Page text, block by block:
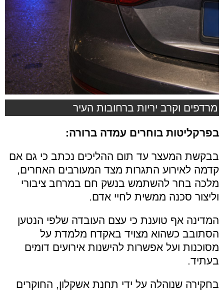
מרדפים וקרב יריות ברחובות העיר
בפרקליטות בוחרים עמדה ברורה:
בבקשת המעצר עד תום ההליכים נכתב כי גם אם
קדמה לאירוע התגרות מצד המעורבים האחרים,
מלכה בחר להשתמש בנשק חם במרחב ציבורי
וליצור סכנה ממשית לחיי אדם.
המדינה אף טוענת כי עצם העובדה שלפי הנטען
הסתובב כשהוא מצויד באקדח מלמדת על
מסוכנות ועל אפשרות להישנות אירועים דומים
בעתיד.
בחקירה שנוהלה על ידי תחנת אשקלון, החוקרים